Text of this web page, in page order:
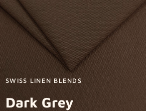
SWISS LINEN BLENDS
Dark Grey